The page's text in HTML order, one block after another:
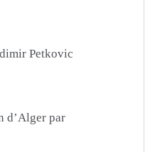
Petkovic
d’Alger par